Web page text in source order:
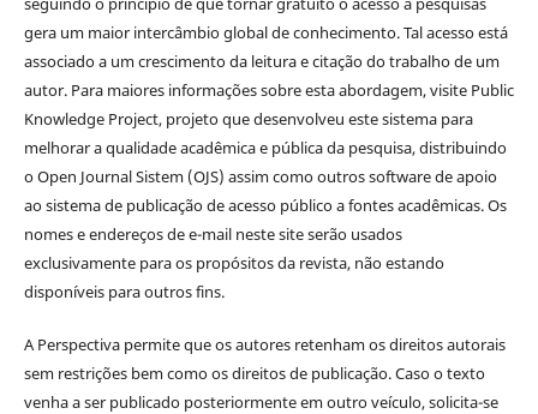
gera um maior intercâmbio global de conhecimento. Tal acesso está
associado a um crescimento da leitura e citação do trabalho de um
autor. Para maiores informações sobre esta abordagem, visite Public
Knowledge Project, projeto que desenvolveu este sistema para
melhorar a qualidade acadêmica e pública da pesquisa, distribuindo
o Open Journal Sistem (OJS) assim como outros software de apoio
ao sistema de publicação de acesso público a fontes acadêmicas. Os
nomes e endereços de e-mail neste site serão usados
exclusivamente para os propósitos da revista, não estando
disponíveis para outros fins.
A Perspectiva permite que os autores retenham os direitos autorais
sem restrições bem como os direitos de publicação. Caso o texto
venha a ser publicado posteriormente em outro veículo, solicita-se